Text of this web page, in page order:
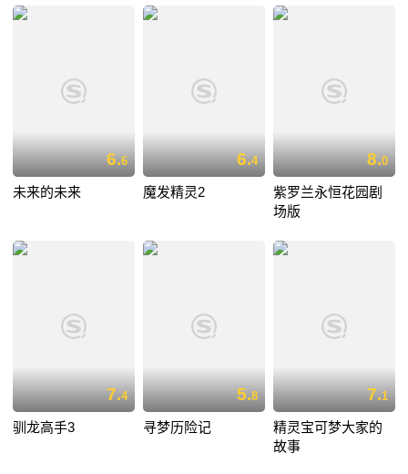
6.6
未来的未来
6.4
魔发精灵2
8.0
紫罗兰永恒花园剧
场版
7.4
驯龙高手3
5.8
寻梦历险记
7.1
精灵宝可梦大家的
故事